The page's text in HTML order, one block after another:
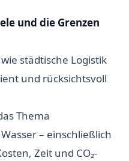
und die Grenzen
städtische Logistik
und rücksichtsvoll
Thema
– einschließlich
Zeit und CO₂-